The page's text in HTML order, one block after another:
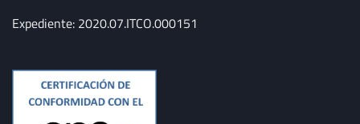
Expediente: 2020.07.ITCO.000151